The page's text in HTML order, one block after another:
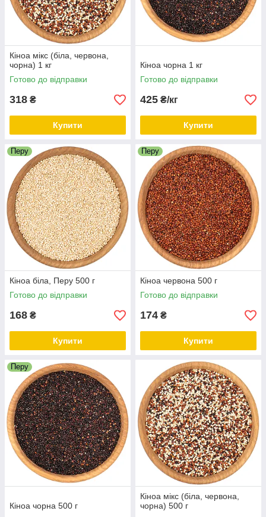
Кіноа мікс (біла, червона,
чорна) 1 кг
Готово до відправки
318 ₴
Купити
Кіноа чорна 1 кг
Готово до відправки
425 ₴/кг
Купити
Перу
Кіноа біла, Перу 500 г
Готово до відправки
168 ₴
Купити
Перу
Кіноа червона 500 г
Готово до відправки
174 ₴
Купити
Перу
Кіноа чорна 500 г
Кіноа мікс (біла, червона,
чорна) 500 г